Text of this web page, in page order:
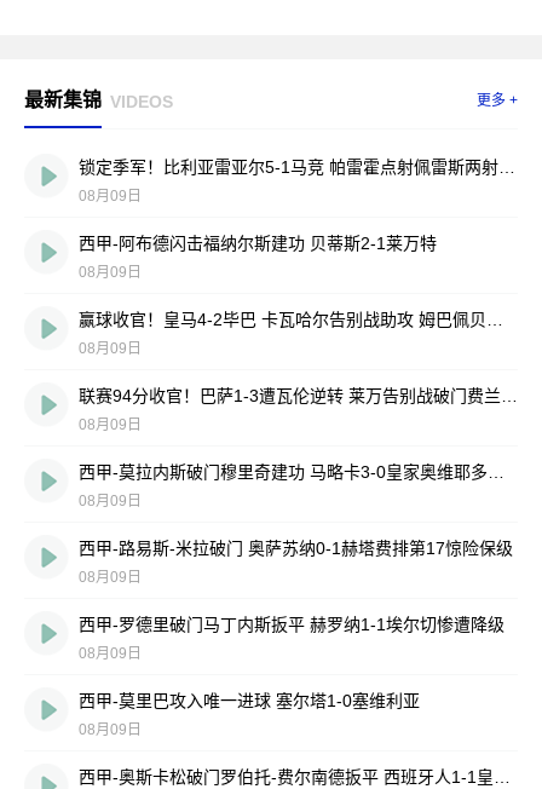
最新集锦 VIDEOS 更多 +
08月09日
西甲-阿布德闪击福纳尔斯建功 贝蒂斯2-1莱万特
08月09日
08月09日
08月09日
08月09日
西甲-路易斯-米拉破门 奥萨苏纳0-1赫塔费排第17惊险保级
08月09日
西甲-罗德里破门马丁内斯扳平 赫罗纳1-1埃尔切惨遭降级
08月09日
西甲-莫里巴攻入唯一进球 塞尔塔1-0塞维利亚
08月09日